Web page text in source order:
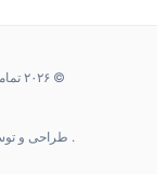
. طراحی و توسعه با چگینی –